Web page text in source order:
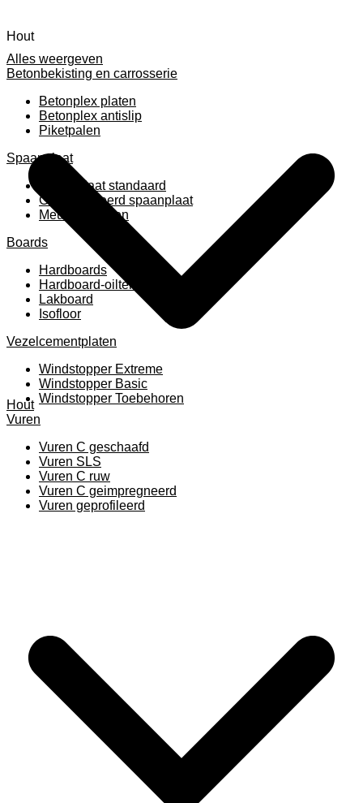
Alles weergeven
Betonbekisting en carrosserie
Betonplex platen
Betonplex antislip
Piketpalen
Spaanplaat
Spaanplaat standaard
Geplastificeerd spaanplaat
Meubelpanelen
Boards
Hardboards
Hardboard-oiltemperated
Lakboard
Isofloor
Vezelcementplaten
Windstopper Extreme
Windstopper Basic
Windstopper Toebehoren
Hout
Hout
Vuren
Vuren C geschaafd
Vuren SLS
Vuren C ruw
Vuren C geimpregneerd
Vuren geprofileerd